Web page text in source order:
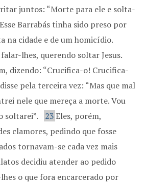
juntos: “Morte para ele e solta-
Esse Barrabás tinha sido preso por
na cidade e de um homicídio.
lhes, querendo soltar Jesus.
dizendo: “Crucifica-o! Crucifica-
pela terceira vez: “Mas que mal
nele que mereça a morte. Vou
soltarei”.
23Eles, porém,
clamores, pedindo que fosse
tornavam-se cada vez mais
decidiu atender ao pedido
o que fora encarcerado por